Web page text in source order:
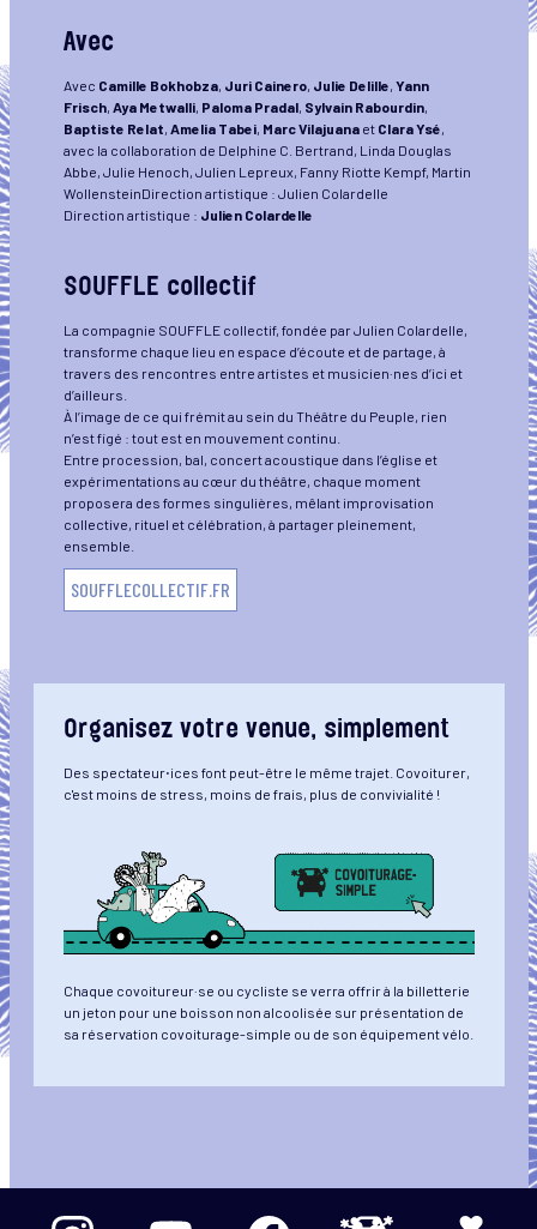
Avec
Avec Camille Bokhobza, Juri Cainero, Julie Delille, Yann
Frisch, Aya Metwalli, Paloma Pradal, Sylvain Rabourdin,
Baptiste Relat, Amelia Tabei, Marc Vilajuana et Clara Ysé,
avec la collaboration de Delphine C. Bertrand, Linda Douglas
Abbe, Julie Henoch, Julien Lepreux, Fanny Riotte Kempf, Martin
WollensteinDirection artistique : Julien Colardelle
Direction artistique : Julien Colardelle
SOUFFLE collectif
La compagnie SOUFFLE collectif, fondée par Julien Colardelle,
transforme chaque lieu en espace d’écoute et de partage, à
travers des rencontres entre artistes et musicien·nes d’ici et
d’ailleurs.
À l’image de ce qui frémit au sein du Théâtre du Peuple, rien
n’est figé : tout est en mouvement continu.
Entre procession, bal, concert acoustique dans l’église et
expérimentations au cœur du théâtre, chaque moment
proposera des formes singulières, mêlant improvisation
collective, rituel et célébration, à partager pleinement,
ensemble.
SOUFFLECOLLECTIF.FR
Organisez votre venue, simplement
Des spectateur⋅ices font peut-être le même trajet. Covoiturer,
c'est moins de stress, moins de frais, plus de convivialité !
Chaque covoitureur·se ou cycliste se verra offrir à la billetterie
un jeton pour une boisson non alcoolisée sur présentation de
sa réservation covoiturage-simple ou de son équipement vélo.